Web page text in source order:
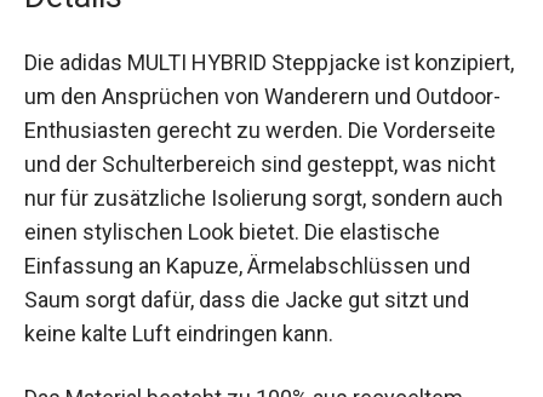
konzipiert, um den Ansprüchen von Wanderern
und Outdoor-Enthusiasten gerecht zu werden.
Die Vorderseite und der Schulterbereich sind
gesteppt, was nicht nur für zusätzliche Isolierung
sorgt, sondern auch einen stylischen Look bietet.
Die elastische Einfassung an Kapuze,
Ärmelabschlüssen und Saum sorgt dafür, dass
die Jacke gut sitzt und keine kalte Luft eindringen
kann.